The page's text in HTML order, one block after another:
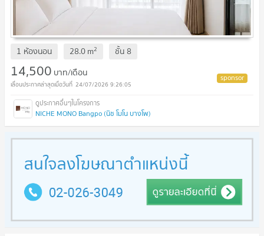
1 ห้องนอน 28.0m2 ชั้น 8
14,500 บาท/เดือน
24/07/2026 9:26:05
NICHE MONO Bangpo (นิช โมโน บางโพ)